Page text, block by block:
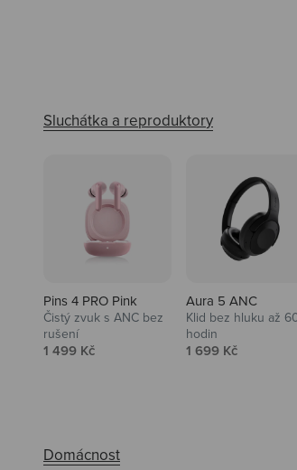
Pins 4 PRO Pink
Čistý zvuk s ANC bez
rušení
Prodejní cena
1 499 Kč
Aura 5 ANC
Klid bez hluku až
hodin
Prodejní cena
1 699 Kč